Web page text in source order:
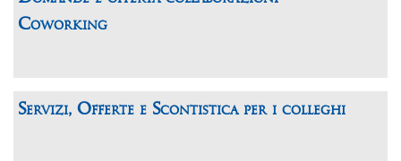
Coworking
Servizi, Offerte e Scontistica per i colleghi